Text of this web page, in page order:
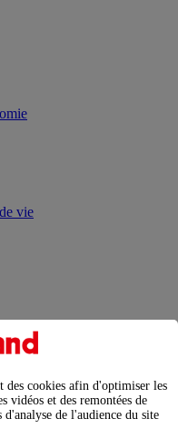
vie
des appareils
électrique
: concentrer les
performances
des cookies afin d'optimiser les
vidéos et des remontées de
d'analyse de l'audience du site